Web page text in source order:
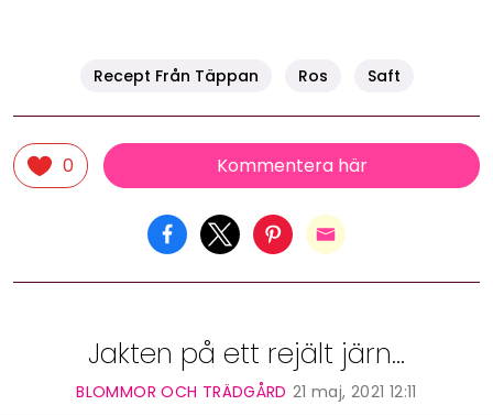
Recept Från Täppan Ros Saft
0 Kommentera här
Jakten på ett rejält järn...
BLOMMOR OCH TRÄDGÅRD 21 maj, 2021 12:11